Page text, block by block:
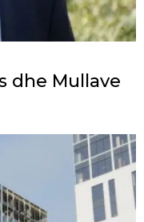
dhe Mullave